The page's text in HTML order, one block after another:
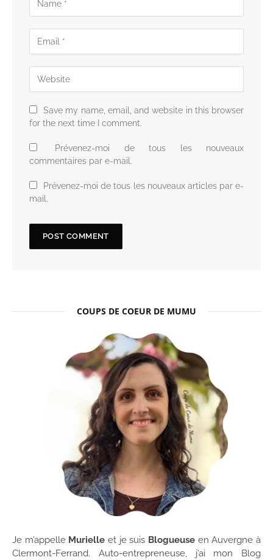
Save my name, email, and website in this browser
for the next time I comment.
Prévenez-moi de tous les nouveaux
commentaires par e-mail.
Prévenez-moi de tous les nouveaux articles par e-
mail.
COUPS DE COEUR DE MUMU
Je m’appelle Murielle et je suis Blogueuse en Auvergne à
Clermont-Ferrand. Auto-entrepreneuse, j’ai mon Blog